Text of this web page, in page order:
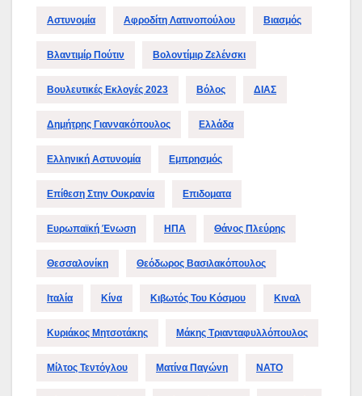
Αστυνομία Αφροδίτη Λατινοπούλου Βιασμός
Βλαντιμίρ Πούτιν Βολοντίμιρ Ζελένσκι
Βουλευτικές Εκλογές 2023 Βόλος ΔΙΑΣ
Δημήτρης Γιαννακόπουλος Ελλάδα
Ελληνική Αστυνομία Εμπρησμός
Επίθεση Στην Ουκρανία Επιδοματα
Ευρωπαϊκή Ένωση ΗΠΑ Θάνος Πλεύρης
Θεσσαλονίκη Θεόδωρος Βασιλακόπουλος
Ιταλία Κίνα Κιβωτός Του Κόσμου Κιναλ
Κυριάκος Μητσοτάκης Μάκης Τριανταφυλλόπουλος
Μίλτος Τεντόγλου Ματίνα Παγώνη ΝΑΤΟ